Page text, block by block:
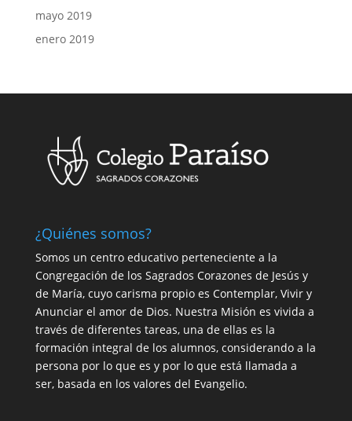
mayo 2019
enero 2019
¿Quiénes somos?
Somos un centro educativo perteneciente a la
Congregación de los Sagrados Corazones de Jesús y
de María, cuyo carisma propio es Contemplar, Vivir y
Anunciar el amor de Dios. Nuestra Misión es vivida a
través de diferentes tareas, una de ellas es la
formación integral de los alumnos, considerando a la
persona por lo que es y por lo que está llamada a
ser, basada en los valores del Evangelio.